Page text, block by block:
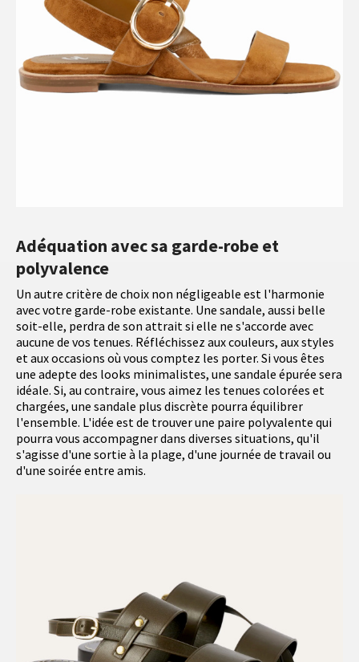
Adéquation avec sa garde-robe et
polyvalence
Un autre critère de choix non négligeable est l'harmonie
avec votre garde-robe existante. Une sandale, aussi belle
soit-elle, perdra de son attrait si elle ne s'accorde avec
aucune de vos tenues. Réfléchissez aux couleurs, aux styles
et aux occasions où vous comptez les porter. Si vous êtes
une adepte des looks minimalistes, une sandale épurée sera
idéale. Si, au contraire, vous aimez les tenues colorées et
chargées, une sandale plus discrète pourra équilibrer
l'ensemble. L'idée est de trouver une paire polyvalente qui
pourra vous accompagner dans diverses situations, qu'il
s'agisse d'une sortie à la plage, d'une journée de travail ou
d'une soirée entre amis.